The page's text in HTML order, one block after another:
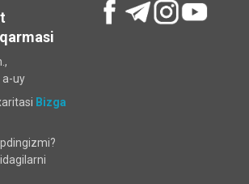
a-uy
Bizga